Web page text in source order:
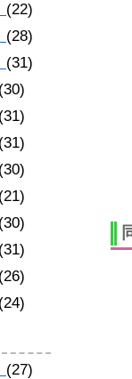
(22)
(28)
(31)
(30)
(31)
(31)
(30)
(21)
(30)
(31)
(26)
(24)
(27)